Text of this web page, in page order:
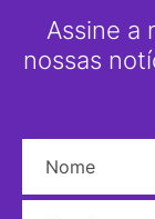
Assine a
nossas